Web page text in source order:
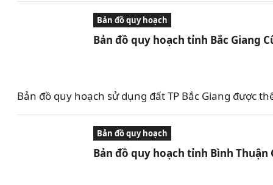
Bản đồ quy hoạch
Bản đồ quy hoạch tỉnh Bắc Giang
Bản đồ quy hoạch sử dụng đất TP Bắc Giang được
Bản đồ quy hoạch
Bản đồ quy hoạch tỉnh Bình Thuận